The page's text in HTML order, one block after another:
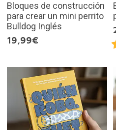
Bloques de construcción
para crear un mini perrito
Bulldog Inglés
19,99€